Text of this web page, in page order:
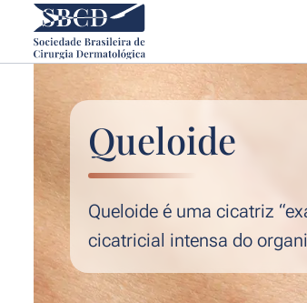
Queloide
Queloide é uma cicatriz
cicatricial intensa do